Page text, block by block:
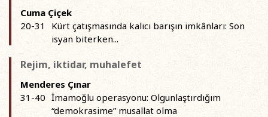
Cuma Çiçek
20-31
Kürt çatışmasında kalıcı barışın imkânları: Son
isyan biterken...
Rejim, iktidar, muhalefet
Menderes Çınar
31-40 İmamoğlu operasyonu: Olgunlaştırdığım
“demokrasime” musallat olma